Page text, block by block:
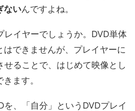
ないんですよね。
レイヤーでしょうか。DVD単体
はできませんが、プレイヤーに
せることで、はじめて映像とし
ます。
を、「自分」というDVDプレイ